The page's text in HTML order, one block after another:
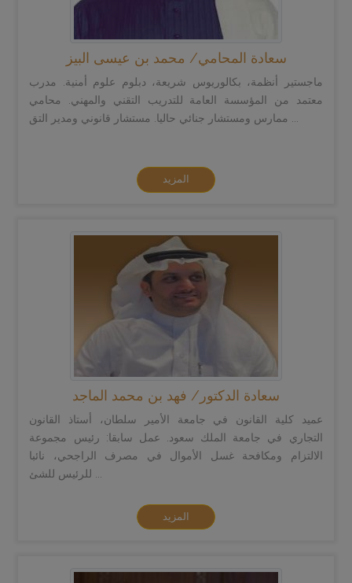
سعادة المحامي/ محمد بن عيسى البيز
ماجستير أنظمة، بكالوريوس شريعة، دبلوم علوم أمنية. مدرب
معتمد من المؤسسة العامة للتدريب التقني والمهني. محامي
المزيد
سعادة الدكتور/ فهد بن محمد الماجد
عميد كلية القانون في جامعة الأمير سلطان، أستاذ القانون
التجاري في جامعة الملك سعود. عمل سابقا: رئيس مجموعة
الالتزام ومكافحة غسل الأموال في مصرف الراجحي، نائبا
المزيد